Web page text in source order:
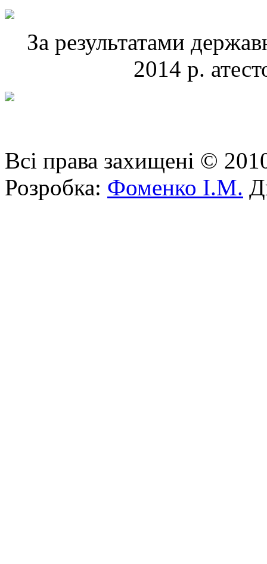
За результатами
2014 р.
Всі права захищені ©
Розробка: Фоменко І.М.